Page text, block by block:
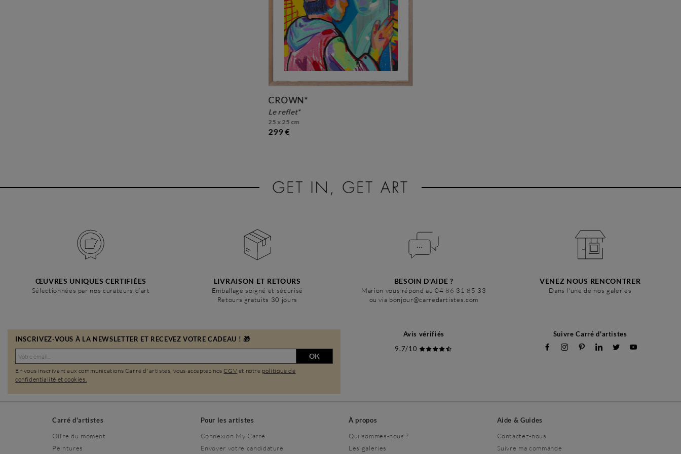
CROWN*
le reflet*
25 x 25 cm
299 €
ŒUVRES UNIQUES CERTIFIÉES
Sélectionnées par nos curateurs d’art
LIVRAISON ET RETOURS
Emballage soigné et sécurisé
Retours gratuits 30 jours
BESOIN D'AIDE ?
Marion vous répond au 04 86 31 85 33
ou via bonjour@carredartistes.com
VENEZ NOUS RENCONTRER
Dans l'une de nos galeries
INSCRIVEZ-VOUS À LA NEWSLETTER ET RECEVEZ VOTRE CADEAU ! 🎁
OK
En vous inscrivant aux communications Carré d'artistes, vous acceptez nosCGV et notre politique de
confidentialité et cookies.
Avis vérifiés
9,7/10
Suivre Carré d'artistes
Carré d'artistes
Offre du moment
Peintures
Pour les artistes
Connexion My Carré
Envoyer votre candidature
À propos
Qui sommes-nous ?
Les galeries
Aide & Guides
Contactez-nous
Suivre ma commande